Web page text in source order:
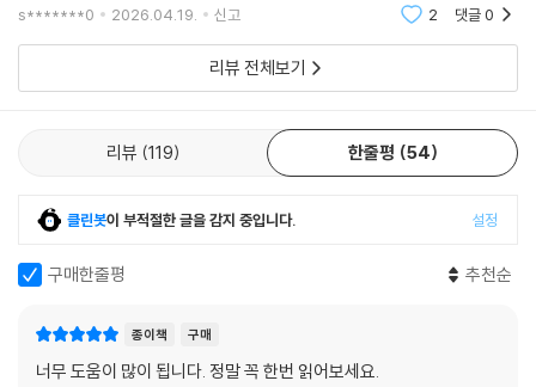
미래형 투자 시스템을 경험하고 싶다
· AI 펀드매니저와 애널리스트를 고용해 기관 부럽지 않은 나만의 1인 투자
· 코딩 없이 자연어 대화만으로 내 머릿속 투자 시나리오를 객관적인 숫자
· 딥리서치와 투자 대가의 조언을 통해 매수 충동을 통제하고 성급한 투자
· 시장이 틀릴 수 있음을 인정하고 어떤 하락장에서도 내 자본을 지켜낼 단
s*******0 2026.04.19. 신고 2 댓글0
리뷰 전체보기
리뷰 119 한줄평 54
클린봇이 부적절한 글을 감지 중입니다. 설정
구매한줄평 추천순
종이책 구매
너무 도움이 많이 됩니다. 정말 꼭 한번 읽어보세요.